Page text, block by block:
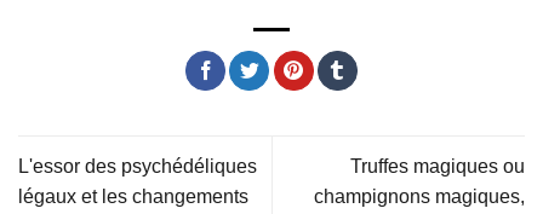
L'essor des psychédéliques
légaux et les changements
Truffes magiques ou
champignons magiques,